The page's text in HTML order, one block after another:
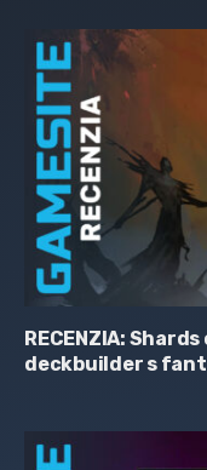
RECENZIA:
deckbuilder s